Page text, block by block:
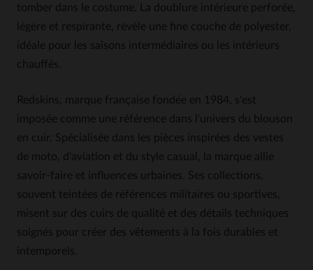
tomber dans le costume. La doublure intérieure perforée,
légère et respirante, révèle une fine couche de polyester,
idéale pour les saisons intermédiaires ou les intérieurs
chauffés.
Redskins, marque française fondée en 1984, s'est
imposée comme une référence dans l'univers du blouson
en cuir. Spécialisée dans les pièces inspirées des vestes
de moto, d'aviation et du style casual, la marque allie
savoir-faire et influences urbaines. Ses collections,
souvent teintées de références militaires ou sportives,
misent sur des cuirs de qualité et des détails techniques
soignés pour créer des vêtements à la fois durables et
intemporels.